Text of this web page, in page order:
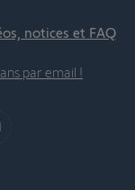
notices et FAQ
par email !